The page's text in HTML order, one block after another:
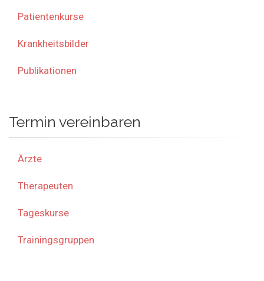
Patientenkurse
Krankheitsbilder
Publikationen
Termin vereinbaren
Ärzte
Therapeuten
Tageskurse
Trainingsgruppen